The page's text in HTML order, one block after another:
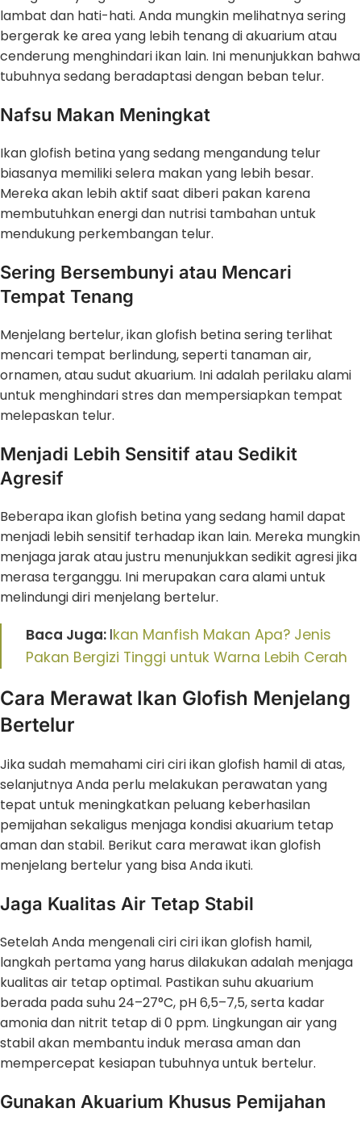
lambat dan hati-hati. Anda mungkin melihatnya sering
bergerak ke area yang lebih tenang di akuarium atau
cenderung menghindari ikan lain. Ini menunjukkan bahwa
tubuhnya sedang beradaptasi dengan beban telur.
Nafsu Makan Meningkat
Ikan glofish betina yang sedang mengandung telur
biasanya memiliki selera makan yang lebih besar.
Mereka akan lebih aktif saat diberi pakan karena
membutuhkan energi dan nutrisi tambahan untuk
mendukung perkembangan telur.
Sering Bersembunyi atau Mencari
Tempat Tenang
Menjelang bertelur, ikan glofish betina sering terlihat
mencari tempat berlindung, seperti tanaman air,
ornamen, atau sudut akuarium. Ini adalah perilaku alami
untuk menghindari stres dan mempersiapkan tempat
melepaskan telur.
Menjadi Lebih Sensitif atau Sedikit
Agresif
Beberapa ikan glofish betina yang sedang hamil dapat
menjadi lebih sensitif terhadap ikan lain. Mereka mungkin
menjaga jarak atau justru menunjukkan sedikit agresi jika
merasa terganggu. Ini merupakan cara alami untuk
melindungi diri menjelang bertelur.
Baca Juga: Ikan Manfish Makan Apa? Jenis
Pakan Bergizi Tinggi untuk Warna Lebih Cerah
Cara Merawat Ikan Glofish Menjelang
Bertelur
Jika sudah memahami ciri ciri ikan glofish hamil di atas,
selanjutnya Anda perlu melakukan perawatan yang
tepat untuk meningkatkan peluang keberhasilan
pemijahan sekaligus menjaga kondisi akuarium tetap
aman dan stabil. Berikut cara merawat ikan glofish
menjelang bertelur yang bisa Anda ikuti.
Jaga Kualitas Air Tetap Stabil
Setelah Anda mengenali ciri ciri ikan glofish hamil,
langkah pertama yang harus dilakukan adalah menjaga
kualitas air tetap optimal. Pastikan suhu akuarium
berada pada suhu 24–27°C, pH 6,5–7,5, serta kadar
amonia dan nitrit tetap di 0 ppm. Lingkungan air yang
stabil akan membantu induk merasa aman dan
mempercepat kesiapan tubuhnya untuk bertelur.
Gunakan Akuarium Khusus Pemijahan